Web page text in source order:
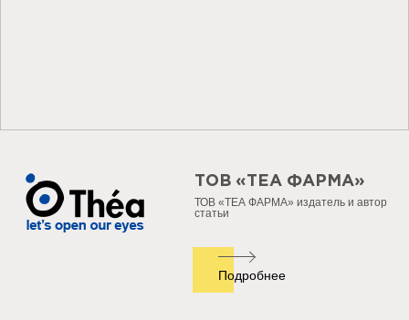
ТОВ «ТЕА ФАРМА»
ТОВ «ТЕА ФАРМА» издатель и автор
статьи
Подробнее